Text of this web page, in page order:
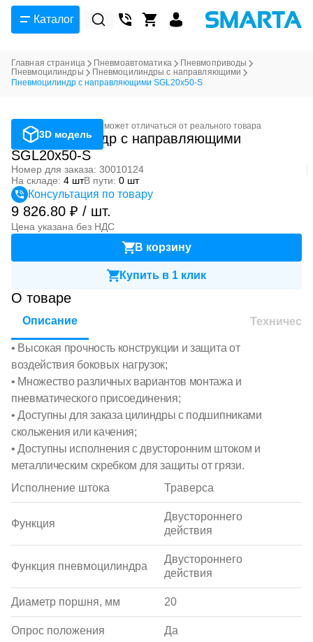
Каталог
Главная страница Пневмоавтоматика
Пневмоприводы
Пневмоцилиндры
Пневмоцилиндры с направляющими
Пневмоцилиндр с направляющими SGL20x50-S
3D модель
Фотография может отличаться от реального товара
Пневмоцилиндр с направляющими
SGL20x50-S
Номер для заказа: 30010124
На складе: 4 штВ пути: 0 шт
Консультация по товару
9 826.80 ₽ / шт.
Цена указана без НДС
В корзину
Купить в 1 клик
О товаре
Описание
• Высокая прочность конструкции и защита от
воздействия боковых нагрузок;
• Множество различных вариантов монтажа и
пневматического присоединения;
• Доступны для заказа цилиндры с подшипниками
скольжения или качения;
• Доступны исполнения с двусторонним штоком и
металлическим скребком для защиты от грязи.
Исполнение штока
Траверса
Функция
Двустороннего
действия
Функция пневмоцилиндра
Двустороннего
действия
Диаметр поршня, мм 20
Опрос положения Да